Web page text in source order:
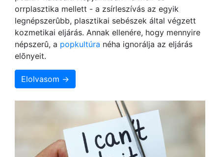
orrplasztika mellett - a zsírleszívás az egyik
legnépszerûbb, plasztikai sebészek által végzett
kozmetikai eljárás. Annak ellenére, hogy mennyire
népszerû, a popkultúra néha ignorálja az eljárás
elõnyeit.
Elolvasom →